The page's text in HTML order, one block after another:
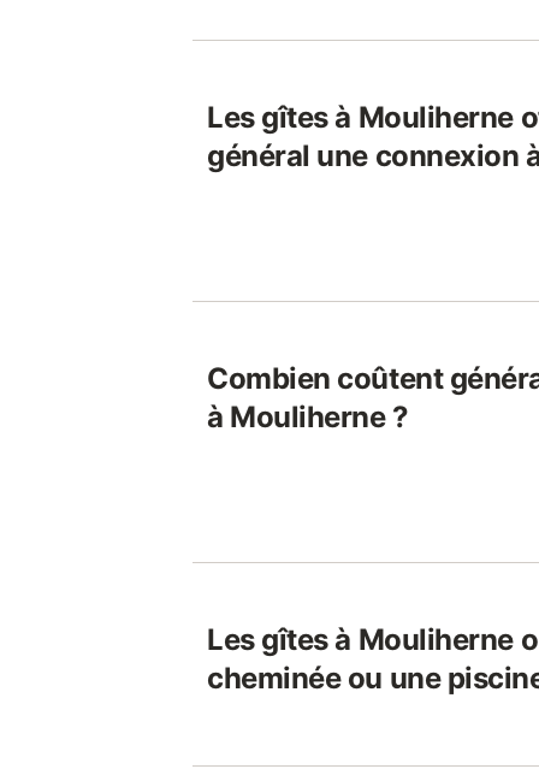
Les gîtes à Mouliherne
général une connexion
Combien coûtent
à Mouliherne ?
Les gîtes à Mouliherne
cheminée ou une